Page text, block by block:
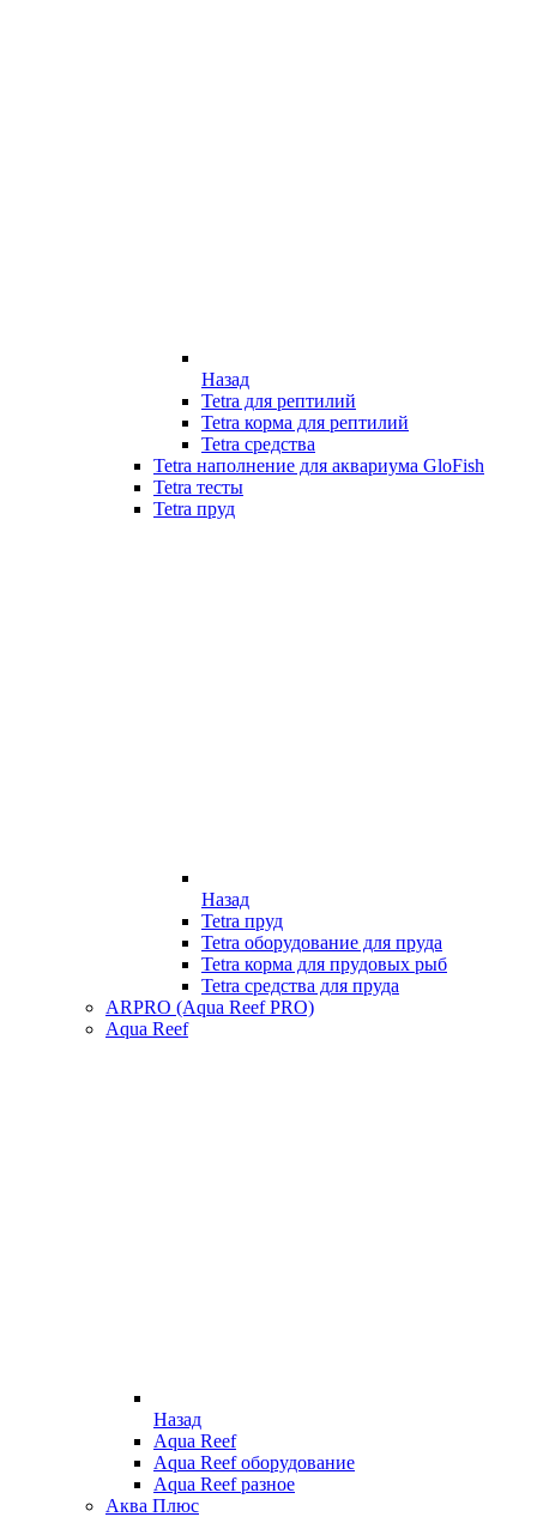
Назад
Tetra для рептилий
Tetra корма для рептилий
Tetra средства
Tetra наполнение для аквариума GloFish
Tetra тесты
Tetra пруд
Назад
Tetra пруд
Tetra оборудование для пруда
Tetra корма для прудовых рыб
Tetra средства для пруда
ARPRO (Aqua Reef PRO)
Aqua Reef
Назад
Aqua Reef
Aqua Reef оборудование
Aqua Reef разное
Аква Плюс